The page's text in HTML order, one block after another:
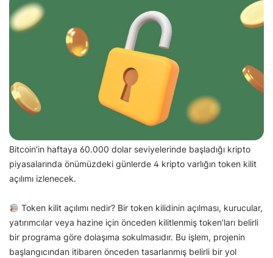
Bitcoin’in haftaya 60.000 dolar seviyelerinde başladığı kripto
piyasalarında önümüzdeki günlerde 4 kripto varlığın token kilit
açılımı izlenecek.
Token kilit açılımı nedir? Bir token kilidinin açılması, kurucular,
yatırımcılar veya hazine için önceden kilitlenmiş token’ları belirli
bir programa göre dolaşıma sokulmasıdır. Bu işlem, projenin
başlangıcından itibaren önceden tasarlanmış belirli bir yol